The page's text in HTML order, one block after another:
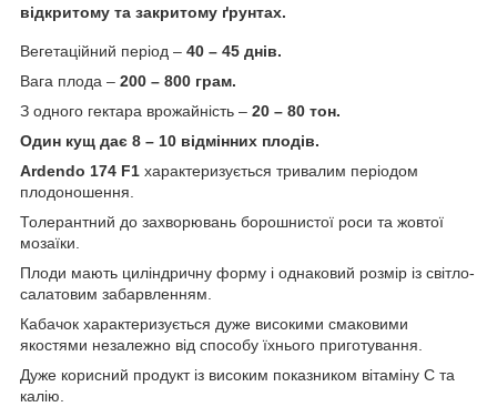
відкритому та закритому ґрунтах.
Вегетаційний період – 40 – 45 днів.
Вага плода – 200 – 800 грам.
З одного гектара врожайність – 20 – 80 тон.
Один кущ дає 8 – 10 відмінних плодів.
Ardendo 174 F1 характеризується тривалим періодом
плодоношення.
Толерантний до захворювань борошнистої роси та жовтої
мозаїки.
Плоди мають циліндричну форму і однаковий розмір із світло-
салатовим забарвленням.
Кабачок характеризується дуже високими смаковими
якостями незалежно від способу їхнього приготування.
Дуже корисний продукт із високим показником вітаміну С та
калію.